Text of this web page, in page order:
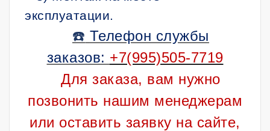
эксплуатации.
☎️ Телефон службы
заказов: +7(995)505-7719
Для заказа, вам нужно
позвонить нашим менеджерам
или оставить заявку на сайте,